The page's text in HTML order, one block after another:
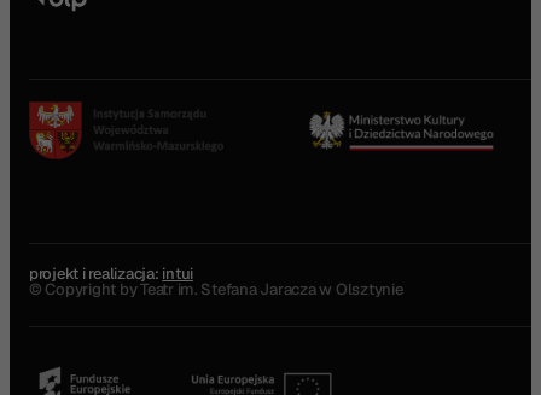
projekt i realizacja: intui
© Copyright by Teatr im. Stefana Jaracza w Olsztynie